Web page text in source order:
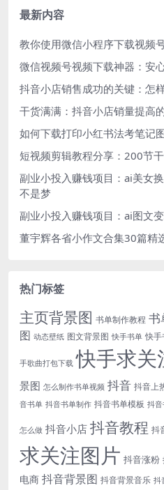
最新内容
教你使用微信小程序下载视频
微信视频号视频下载神器：安
抖音小店销售成功的关键：怎
干货满满：抖音小店销量提高
如何下载打印小红书法考笔记
短视频剪辑教程分享：200节
副业小投入赚钱项目：ai美女
不是梦
副业小投入赚钱项目：ai图文
董宇辉各省小作文合集30篇精
热门标签
主页背景图 书单制作教程 书
图 动态壁纸 图文背景图 快手书单 快手
手歌曲打包下载 快手求关
景图 怎么制作书单视频 抖音 抖音上
音书单 抖音书单制作 抖音书单模板 抖
怎么做 抖音小店 抖音教程 抖
求关注图片 抖音涨粉
电商 抖音背景图 抖音背景音乐 抖